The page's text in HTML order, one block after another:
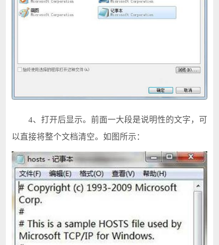
4、打开后显示。前面一大段是说明性的文字，可
以直接将整个文档清空。如图所示：